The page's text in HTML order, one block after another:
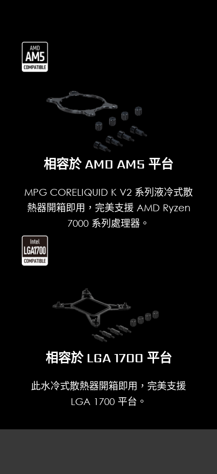
相容於 AMD AM5 平台
MPG CORELIQUID K V2 系列液冷式散
熱器開箱即用，完美支援 AMD Ryzen
7000 系列處理器。
相容於 LGA 1700 平台
此水冷式散熱器開箱即用，完美支援
LGA 1700 平台。